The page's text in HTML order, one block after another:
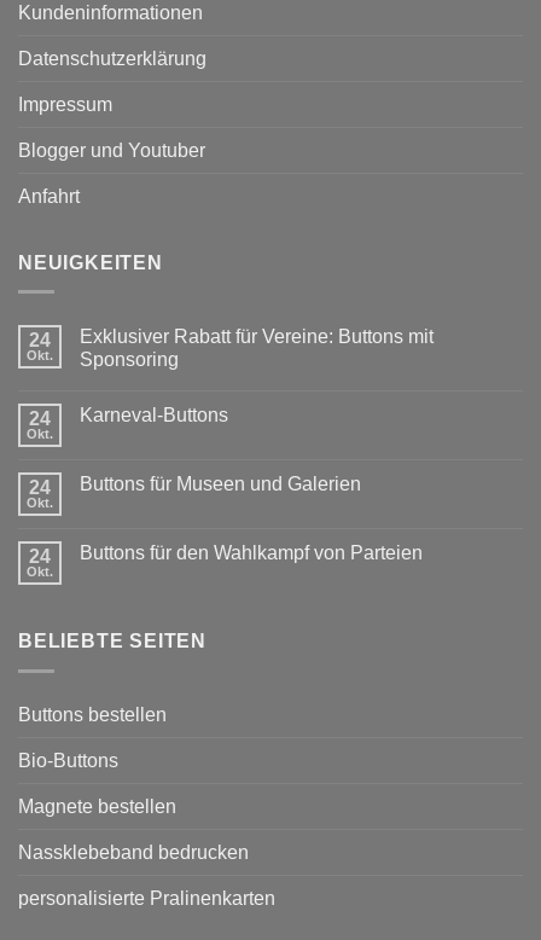
Kundeninformationen
Datenschutzerklärung
Impressum
Blogger und Youtuber
Anfahrt
NEUIGKEITEN
24
Okt.
Exklusiver Rabatt für Vereine: Buttons mit
Sponsoring
zu
Vereine:
Buttons
24
Okt.
Karneval-Buttons
Karneval-
24
Okt.
Buttons für Museen und Galerien
Buttons
24
Okt.
Buttons für den Wahlkampf von Parteien
für
BELIEBTE SEITEN
Buttons bestellen
Bio-Buttons
Magnete bestellen
Nassklebeband bedrucken
personalisierte Pralinenkarten